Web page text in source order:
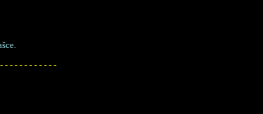
- - - - - - - - - - -